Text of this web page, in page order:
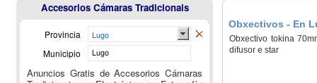
Obxectivos - En
Obxectivo tokina
difusor e star
Accesorios Cámaras Tradicionais
Provincia Lugo
Municipio Lugo
Anuncios Gratis de Accesorios Cámaras